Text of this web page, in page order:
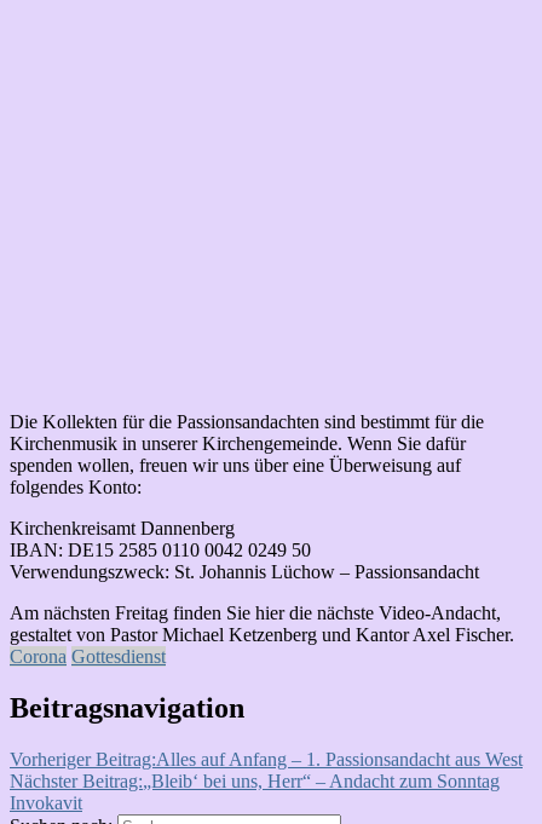
Die Kollekten für die Passionsandachten sind bestimmt für die
Kirchenmusik in unserer Kirchengemeinde. Wenn Sie dafür
spenden wollen, freuen wir uns über eine Überweisung auf
folgendes Konto:
Kirchenkreisamt Dannenberg
IBAN: DE15 2585 0110 0042 0249 50
Verwendungszweck: St. Johannis Lüchow – Passionsandacht
Am nächsten Freitag finden Sie hier die nächste Video-Andacht,
gestaltet von Pastor Michael Ketzenberg und Kantor Axel Fischer.
Corona Gottesdienst
Beitragsnavigation
Vorheriger Beitrag:Alles auf Anfang – 1. Passionsandacht aus West
Nächster Beitrag:„Bleib‘ bei uns, Herr“ – Andacht zum Sonntag
Invokavit